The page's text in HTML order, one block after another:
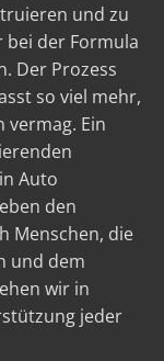
und zu
bei der Formula
Der Prozess
so viel mehr,
vermag. Ein
Auto
den
Menschen, die
und dem
wir in
jeder